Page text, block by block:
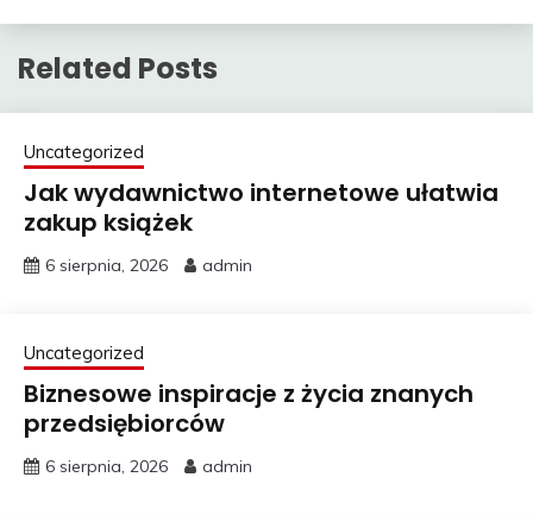
Related Posts
Uncategorized
Jak wydawnictwo internetowe ułatwia
zakup książek
6 sierpnia, 2026 admin
Uncategorized
Biznesowe inspiracje z życia znanych
przedsiębiorców
6 sierpnia, 2026 admin